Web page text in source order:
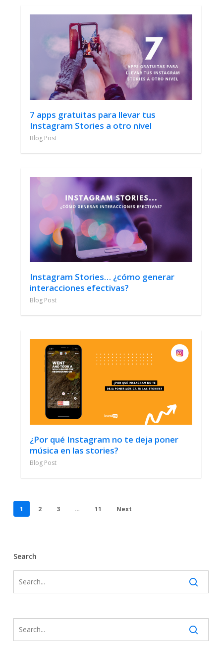
7 apps gratuitas para llevar tus
Instagram Stories a otro nivel
Blog Post
Instagram Stories… ¿cómo generar
interacciones efectivas?
Blog Post
¿Por qué Instagram no te deja poner
música en las stories?
Blog Post
1 2 3 … 11 Next
Search